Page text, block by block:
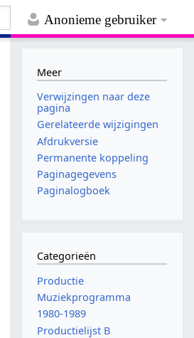
Anonieme gebruiker
Meer
Verwijzingen naar deze
pagina
Gerelateerde wijzigingen
Afdrukversie
Permanente koppeling
Paginagegevens
Paginalogboek
Categorieën
Productie
Muziekprogramma
1980-1989
Productielijst B